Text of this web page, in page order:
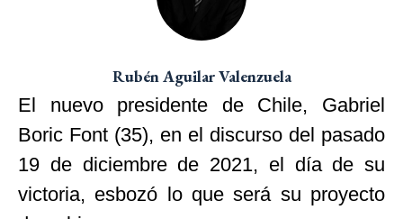
Rubén Aguilar Valenzuela
El nuevo presidente de Chile, Gabriel
Boric Font (35), en el discurso del pasado
19 de diciembre de 2021, el día de su
victoria, esbozó lo que será su proyecto